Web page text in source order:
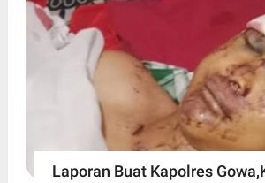
Laporan Buat Kapolres